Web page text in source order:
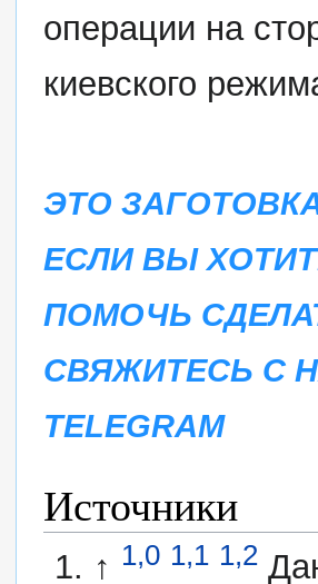
операции на
киевского
ЭТО
ЕСЛИ ВЫ
ПОМОЧЬ
СВЯЖИТЕСЬ С
TELEGRAM
Источники
↑ 1,0 1,1 1,2